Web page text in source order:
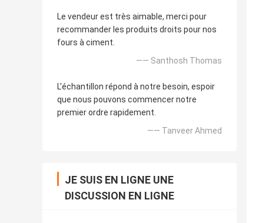
Le vendeur est très aimable, merci pour
recommander les produits droits pour nos
fours à ciment.
—— Santhosh Thomas
L'échantillon répond à notre besoin, espoir
que nous pouvons commencer notre
premier ordre rapidement.
—— Tanveer Ahmed
JE SUIS EN LIGNE UNE
DISCUSSION EN LIGNE